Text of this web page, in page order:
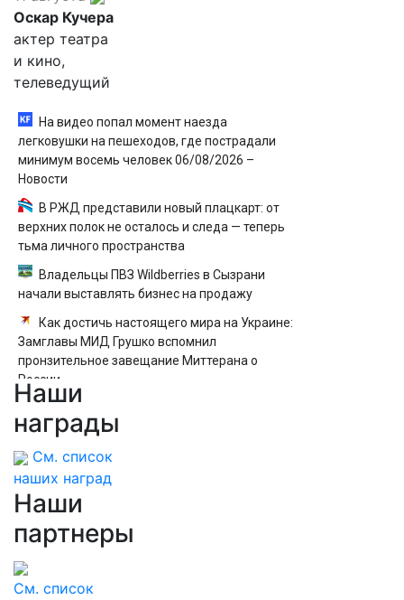
Оскар Кучера
актер театра
и кино,
телеведущий
На видео попал момент наезда
легковушки на пешеходов, где пострадали
минимум восемь человек 06/08/2026 –
Новости
В РЖД представили новый плацкарт: от
верхних полок не осталось и следа — теперь
тьма личного пространства
Владельцы ПВЗ Wildberries в Сызрани
начали выставлять бизнес на продажу
Как достичь настоящего мира на Украине:
Замглавы МИД Грушко вспомнил
пронзительное завещание Миттерана о
России
появлении моды на семью и детей у
Наши
награды
См. список
наших наград
Наши
партнеры
См. список